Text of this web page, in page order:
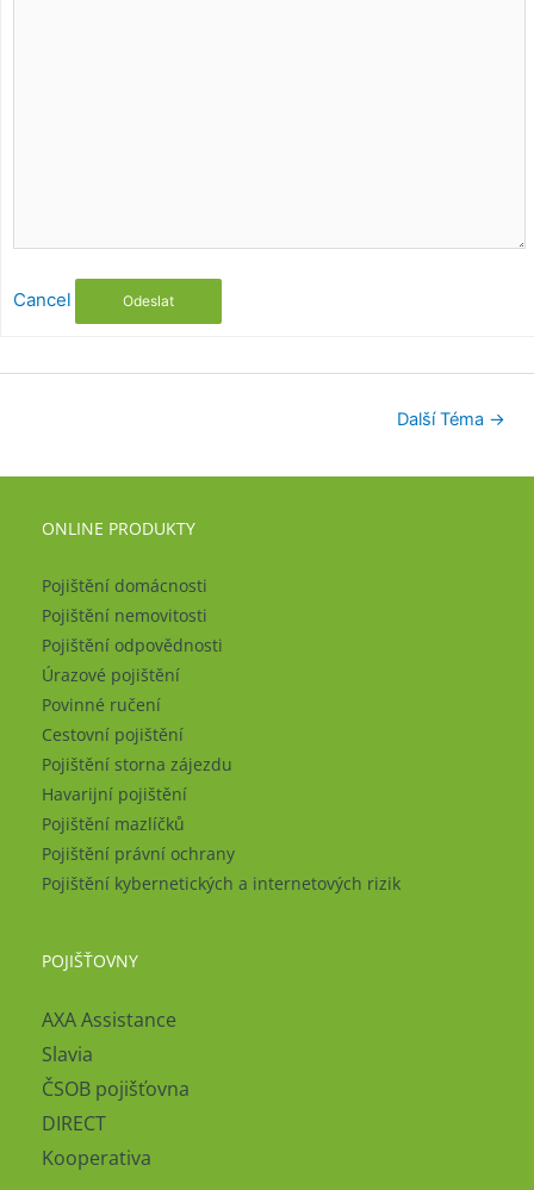
Cancel Odeslat
Další Téma →
ONLINE PRODUKTY
Pojištění domácnosti
Pojištění nemovitosti
Pojištění odpovědnosti
Úrazové pojištění
Povinné ručení
Cestovní pojištění
Pojištění storna zájezdu
Havarijní pojištění
Pojištění mazlíčků
Pojištění právní ochrany
Pojištění kybernetických a internetových rizik
POJIŠŤOVNY
AXA Assistance
Slavia
ČSOB pojišťovna
DIRECT
Kooperativa